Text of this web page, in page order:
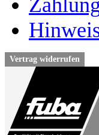
Vertrag widerrufen